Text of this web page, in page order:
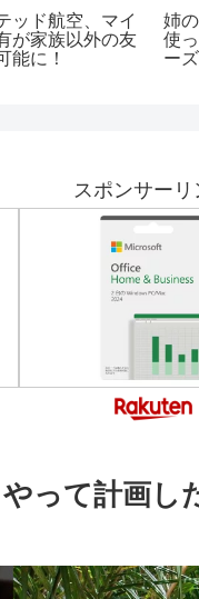
希、初球から
ルを三連
ズ
スポンサーリ
って計画し